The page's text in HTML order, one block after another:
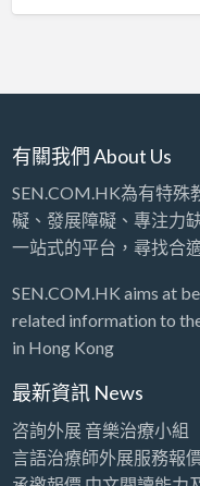
有關我們 About Us
SEN.COM.HK為有特殊
礙、發展障礙、專注力
一站式的平台，尋找合
SEN.COM.HK aims at
related information to
in Hong Kong
最新資訊 News
咨詢外展 音樂治療小組
言語治療師外展服務報